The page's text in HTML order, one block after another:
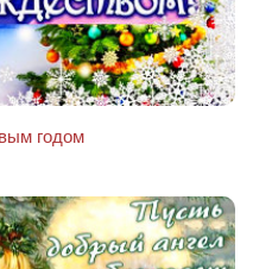
годом